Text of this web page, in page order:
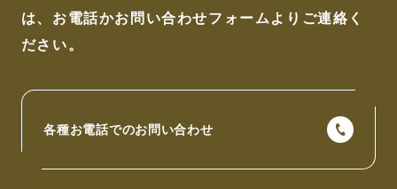
は、 お電話かお問い合わせフォームよりご連絡く
ださい。
各種お電話でのお問い合わせ